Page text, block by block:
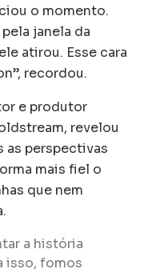
o momento.
janela da
atirou. Esse cara
recordou.
e produtor
revelou
as perspectivas
mais fiel o
que nem
a história
isso, fomos